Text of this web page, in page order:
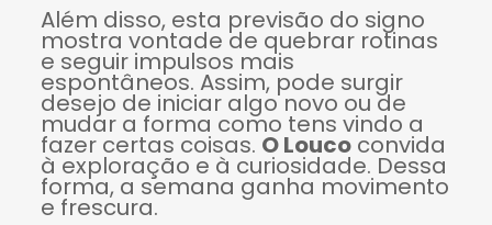
Além disso, esta previsão do signo
mostra vontade de quebrar rotinas
e seguir impulsos mais
espontâneos. Assim, pode surgir
desejo de iniciar algo novo ou de
mudar a forma como tens vindo a
fazer certas coisas. O Loucoconvida
à exploração e à curiosidade. Dessa
forma, a semana ganha movimento
e frescura.